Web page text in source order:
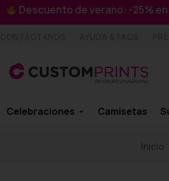
Descuento de verano: -25%
Celebraciones Camisetas
Inicio